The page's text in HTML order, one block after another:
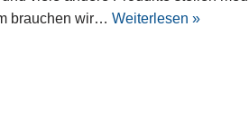
brauchen wir… Weiterlesen »